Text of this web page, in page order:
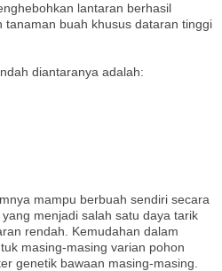
lantaran berhasil
buah khusus dataran tinggi
diantaranya adalah:
mampu berbuah sendiri secara
menjadi salah satu daya tarik
rendah. Kemudahan dalam
masing-masing varian pohon
genetik bawaan masing-masing.